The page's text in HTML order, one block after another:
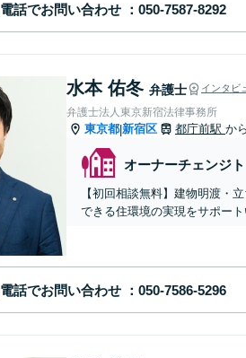
電話でお問い合わせ
水本 佑冬 弁護士 インタビ
弁護士法人東京新宿法律事務所
東京都|新宿区 都庁前駅 か
オーナーチェンジ
【初回相談無料】建物明渡・
できる住環境の実現をサポー
電話でお問い合わせ